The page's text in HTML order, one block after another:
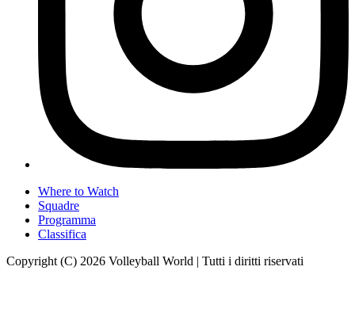
Where to Watch
Squadre
Programma
Classifica
Copyright (C) 2026 Volleyball World | Tutti i diritti riservati